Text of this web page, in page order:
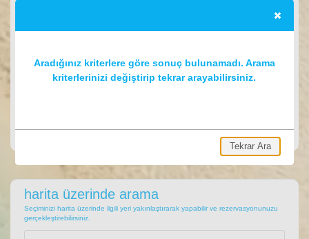
harita üzerinde arama
Seçiminizi harita üzerinde ilgili yeri yakınlaştırarak yapabilir ve rezervasyonunuzu
gerçekleştirebilirsiniz.
Aradığınız kriterlere göre sonuç bulunamadı. Arama
kriterlerinizi değiştirip tekrar arayabilirsiniz.
Tekrar Ara